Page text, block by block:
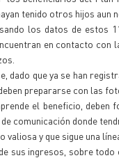
tenido otros hijos aun
los datos de estos
en contacto
dado que ya se han
prepararse con las
el beneficio,
comunicación donde
y que sigue una
sus ingresos, sobre